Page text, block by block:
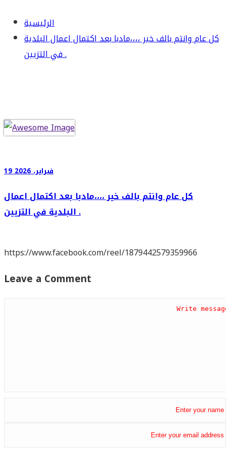
الرئيسية
كل عام وانتم بالف خير ،،،،مادبا بعد اكتمال اعمال البلدية
في التزيين .
19 فبراير، 2026
كل عام وانتم بالف خير ،،،،مادبا بعد اكتمال اعمال
البلدية في التزيين .
https://www.facebook.com/reel/1879442579359966
Leave a Comment